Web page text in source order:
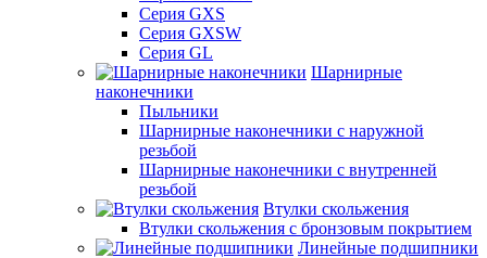
Серия GXS
Серия GXSW
Серия GL
Шарнирные
наконечники
Пыльники
Шарнирные наконечники с наружной
резьбой
Шарнирные наконечники с внутренней
резьбой
Втулки скольжения
Втулки скольжения с бронзовым покрытием
Линейные подшипники